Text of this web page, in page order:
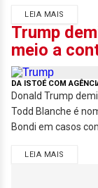
LEIA MAIS
Trump
meio a
DA ISTOÉ COM
Donald Trump
Todd Blanche é
Bondi em casos
LEIA MAIS